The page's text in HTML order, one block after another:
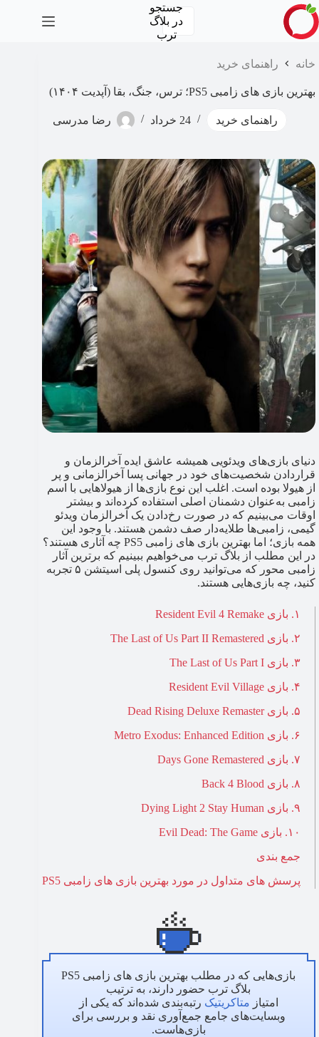
پرش
به
محتوا
جستجو
در بلاگ
ترب
خانه راهنمای خرید
بهترین بازی های زامبی PS5؛ ترس، جنگ، بقا (آپدیت ۱۴۰۴)
راهنمای خرید 24 خرداد رضا مدرسی
دنیای بازی‌های ویدئویی همیشه عاشق ایده آخرالزمان و
قراردادن شخصیت‌های خود در جهانی پسا آخرالزمانی و پر
از هیولا بوده است. اغلب این نوع بازی‌ها از هیولاهایی با اسم
زامبی به‌عنوان دشمنان اصلی استفاده کرده‌اند و بیشتر
اوقات می‌بینیم که در صورت رخ‌دادن یک آخرالزمان ویدئو
گیمی، زامبی‌ها طلایه‌دار صف دشمن هستند. با وجود این
همه بازی؛ اما بهترین بازی‌ های زامبی PS5 چه آثاری هستند؟
در این مطلب از بلاگ ترب می‌خواهیم ببینیم که برترین آثار
زامبی محور که می‌توانید روی کنسول پلی اسیتشن ۵ تجربه
کنید، چه بازی‌هایی هستند.
۱. بازی Resident Evil 4 Remake
۲. بازی The Last of Us Part II Remastered
۳. بازی The Last of Us Part I
۴. بازی Resident Evil Village
۵. بازی Dead Rising Deluxe Remaster
۶. بازی Metro Exodus: Enhanced Edition
۷. بازی Days Gone Remastered
۸. بازی Back 4 Blood
۹. بازی Dying Light 2 Stay Human
۱۰. بازی Evil Dead: The Game
جمع بندی
پرسش های متداول در مورد بهترین بازی های زامبی PS5
بازی‌هایی که در مطلب بهترین بازی های زامبی PS5
بلاگ ترب حضور دارند، به ترتیب
امتیاز متاکریتیک رتبه‌بندی شده‌اند که یکی از
وبسایت‌های جامع جمع‌آوری نقد و بررسی‌ برای
بازی‌هاست.